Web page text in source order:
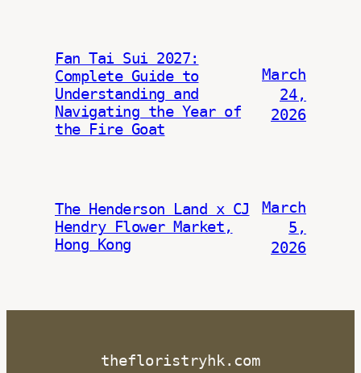
Fan Tai Sui 2027:
Complete Guide to
Understanding and
Navigating the Year of
the Fire Goat
March
24,
2026
The Henderson Land x CJ
Hendry Flower Market,
Hong Kong
March
5,
2026
thefloristryhk.com